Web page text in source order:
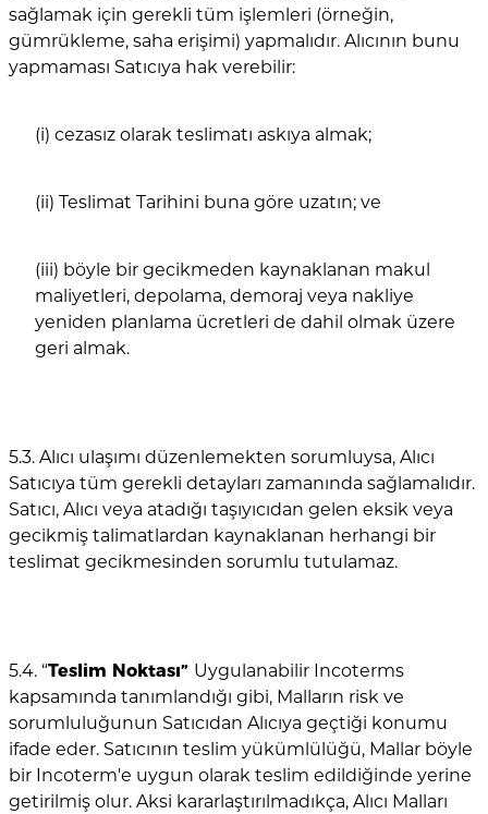
sağlamak için gerekli tüm işlemleri (örneğin,
gümrükleme, saha erişimi) yapmalıdır. Alıcının bunu
yapmaması Satıcıya hak verebilir:
(i) cezasız olarak teslimatı askıya almak;
(ii) Teslimat Tarihini buna göre uzatın; ve
(iii) böyle bir gecikmeden kaynaklanan makul
maliyetleri, depolama, demoraj veya nakliye
yeniden planlama ücretleri de dahil olmak üzere
geri almak.
5.3. Alıcı ulaşımı düzenlemekten sorumluysa, Alıcı
Satıcıya tüm gerekli detayları zamanında sağlamalıdır.
Satıcı, Alıcı veya atadığı taşıyıcıdan gelen eksik veya
gecikmiş talimatlardan kaynaklanan herhangi bir
teslimat gecikmesinden sorumlu tutulamaz.
5.4. “Teslim Noktası” Uygulanabilir Incoterms
kapsamında tanımlandığı gibi, Malların risk ve
sorumluluğunun Satıcıdan Alıcıya geçtiği konumu
ifade eder. Satıcının teslim yükümlülüğü, Mallar böyle
bir Incoterm'e uygun olarak teslim edildiğinde yerine
getirilmiş olur. Aksi kararlaştırılmadıkça, Alıcı Malları